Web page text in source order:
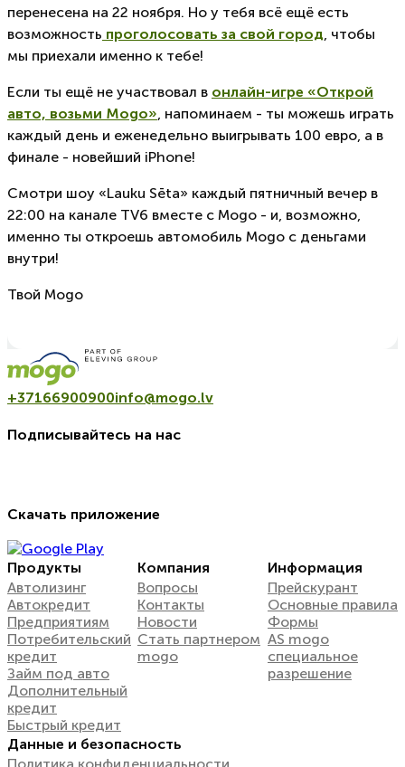
перенесена на 22 ноября. Но у тебя всё ещё есть
возможность проголосовать за свой город, чтобы
мы приехали именно к тебе!
Если ты ещё не участвовал в онлайн-игре «Открой
авто, возьми Mogo», напоминаем - ты можешь играть
каждый день и еженедельно выигрывать 100 евро, а в
финале - новейший iPhone!
Смотри шоу «Lauku Sēta» каждый пятничный вечер в
22:00 на канале TV6 вместе с Mogo - и, возможно,
именно ты откроешь автомобиль Mogo с деньгами
внутри!
Твой Mogo
+37166900900info@mogo.lv
Подписывайтесь на нас
Скачать приложение
Продукты
Автолизинг
Автокредит
Предприятиям
Потребительский
кредит
Займ под авто
Дополнительный
кредит
Быстрый кредит
Компания
Вопросы
Контакты
Новости
Стать партнером
mogo
Информация
Прейскурант
Oсновные правила
Формы
AS mogo
специальное
разрешение
Данные и безопасность